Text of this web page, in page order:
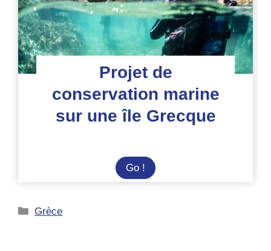
Projet de
conservation marine
sur une île Grecque
Go ! Projet
de
Catégories
Grèce